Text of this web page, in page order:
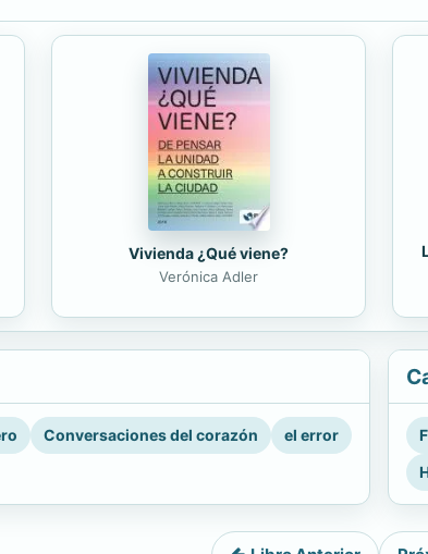
Vivienda ¿Qué viene?
Verónica Adler
Conversaciones del corazón
el error